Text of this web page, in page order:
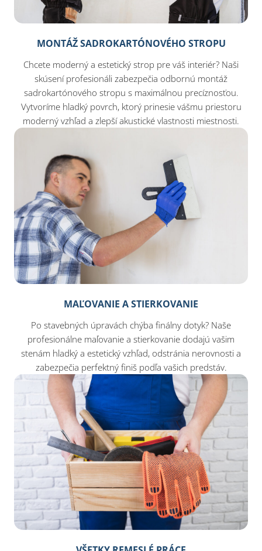
MONTÁŽ SADROKARTÓNOVÉHO STROPU
Chcete moderný a estetický strop pre váš interiér? Naši
skúsení profesionáli zabezpečia odbornú montáž
sadrokartónového stropu s maximálnou precíznosťou.
Vytvoríme hladký povrch, ktorý prinesie vášmu priestoru
moderný vzhľad a zlepší akustické vlastnosti miestnosti.
MAĽOVANIE A STIERKOVANIE
Po stavebných úpravách chýba finálny dotyk? Naše
profesionálne maľovanie a stierkovanie dodajú vašim
stenám hladký a estetický vzhľad, odstránia nerovnosti a
zabezpečia perfektný finiš podľa vašich predstáv.